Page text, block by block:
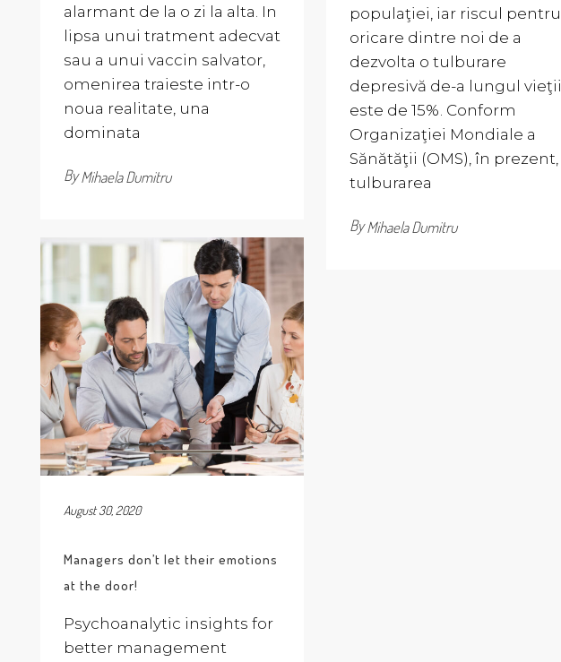
alarmant de la o zi la alta. In
lipsa unui tratment adecvat
sau a unui vaccin salvator,
omenirea traieste intr-o
noua realitate, una
dominata
ByMihaela Dumitru
populaţiei, iar riscul pentru
oricare dintre noi de a
dezvolta o tulburare
depresivă de-a lungul vieţii
este de 15%. Conform
Organizaţiei Mondiale a
Sănătăţii (OMS), în prezent,
tulburarea
ByMihaela Dumitru
August 30, 2020
Managers don’t let their emotions
at the door!
Psychoanalytic insights for
better management